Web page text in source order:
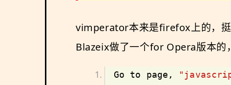
vimperator本来是firefox上的，挺
Blazeix做了一个for Opera版本的
Go to page,